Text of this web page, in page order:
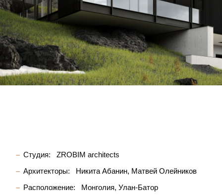
Студия:
ZROBIM architects
Архитекторы:
Никита Абанин Матвей Олейников
Расположение:
Монголия, Улан-Батор